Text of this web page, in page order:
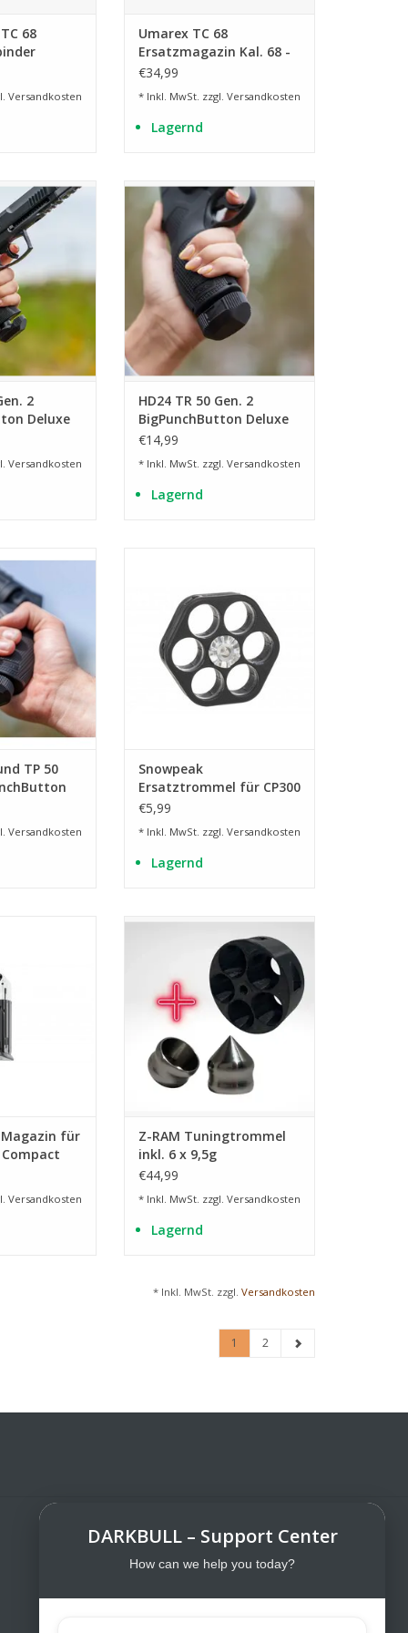
68
Versandkosten
Umarex TC 68
Ersatzmagazin Kal. 68 -
20 Schuss
€34,99
* Inkl. MwSt. zzgl. Versandkosten
Lagernd
TP 50 Gen.2
HINZUFÜGEN
2
Deluxe
Versandkosten
Zubehör für die T4E HDR/TR 50
Gen.2
ZUM WARENKORB HINZUFÜGEN
HD24 TR 50 Gen. 2
BigPunchButton Deluxe
€14,99
* Inkl. MwSt. zzgl. Versandkosten
Lagernd
TR 50 und TP
HINZUFÜGEN
TP 50
Versandkosten
ZUM WARENKORB HINZUFÜGEN
Snowpeak
Ersatztrommel für CP300
und AirMax RAM Kal. 50
€5,99
* Inkl. MwSt. zzgl. Versandkosten
Lagernd
Magazin für
Versandkosten
Tuning Trommel zum
Verschiessen von Kal. 68 Z-RAM
Munition
ZUM WARENKORB HINZUFÜGEN
Z-RAM Tuningtrommel
inkl. 6 x 9,5g
Stahlgeschosse für HDR
€44,99
* Inkl. MwSt. zzgl. Versandkosten
Lagernd
* Inkl. MwSt. zzgl. Versandkosten
1 2
DarkBull TrendStore
DarkBull TrendStore – Your specialist
DARKBULL – Support Center
How can we help you today?